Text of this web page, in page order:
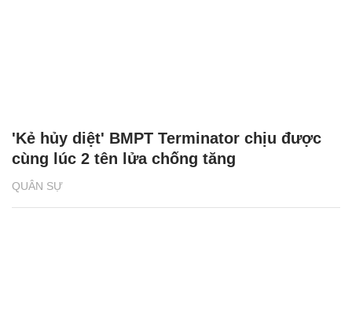
QUÂN SỰ
'Kẻ hủy diệt' BMPT Terminator chịu được
cùng lúc 2 tên lửa chống tăng